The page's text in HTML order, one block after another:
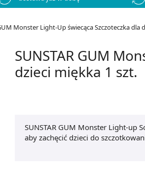
Monster Light-Up świecąca Szczoteczka dla
SUNSTAR GUM
dzieci miękka 1 szt.
SUNSTAR GUM Monster Light-up
aby zachęcić dzieci do